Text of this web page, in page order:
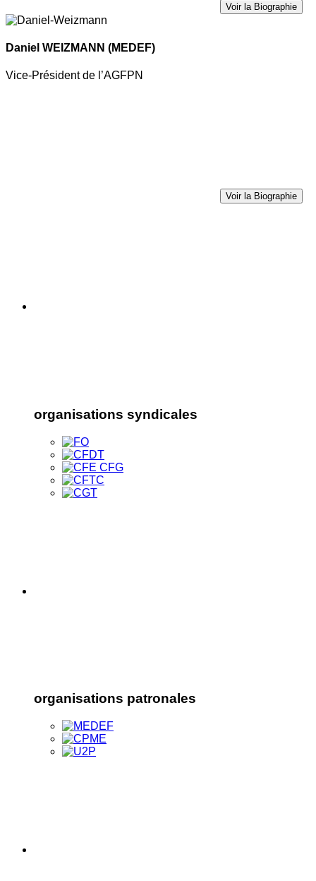
Voir la Biographie
Daniel WEIZMANN (MEDEF)
Vice-Président de l’AGFPN
Voir la Biographie
organisations syndicales
organisations patronales